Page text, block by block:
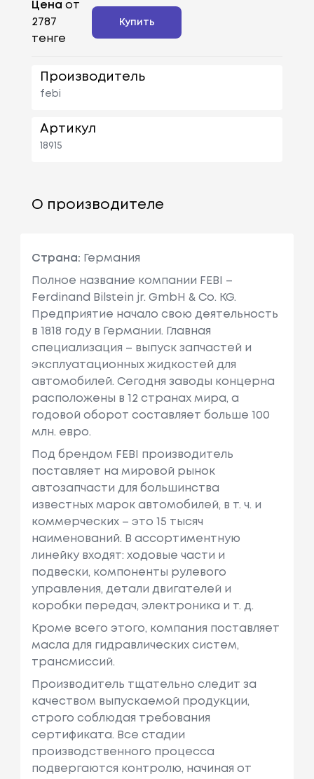
Цена от
2787
тенге
Купить
Производитель
febi
Артикул
18915
О производителе
Страна: Германия
Полное название компании FEBI –
Ferdinand Bilstein jr. GmbH & Co. KG.
Предприятие начало свою деятельность
в 1818 году в Германии. Главная
специализация – выпуск запчастей и
эксплуатационных жидкостей для
автомобилей. Сегодня заводы концерна
расположены в 12 странах мира, а
годовой оборот составляет больше 100
млн. евро.
Под брендом FEBI производитель
поставляет на мировой рынок
автозапчасти для большинства
известных марок автомобилей, в т. ч. и
коммерческих – это 15 тысяч
наименований. В ассортиментную
линейку входят: ходовые части и
подвески, компоненты рулевого
управления, детали двигателей и
коробки передач, электроника и т. д.
Кроме всего этого, компания поставляет
масла для гидравлических систем,
трансмиссий.
Производитель тщательно следит за
качеством выпускаемой продукции,
строго соблюдая требования
сертификата. Все стадии
производственного процесса
подвергаются контролю, начиная от